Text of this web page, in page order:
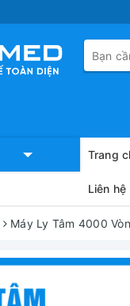
Trang
Liên hệ
Máy Ly Tâm 4000